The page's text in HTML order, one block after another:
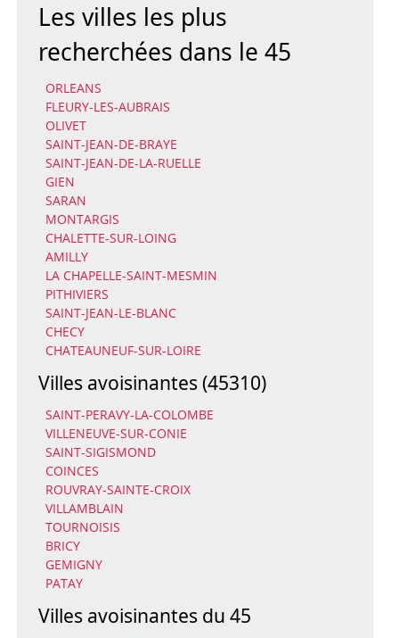
Les villes les plus
recherchées dans le 45
ORLEANS
FLEURY-LES-AUBRAIS
OLIVET
SAINT-JEAN-DE-BRAYE
SAINT-JEAN-DE-LA-RUELLE
GIEN
SARAN
MONTARGIS
CHALETTE-SUR-LOING
AMILLY
LA CHAPELLE-SAINT-MESMIN
PITHIVIERS
SAINT-JEAN-LE-BLANC
CHECY
CHATEAUNEUF-SUR-LOIRE
Villes avoisinantes (45310)
SAINT-PERAVY-LA-COLOMBE
VILLENEUVE-SUR-CONIE
SAINT-SIGISMOND
COINCES
ROUVRAY-SAINTE-CROIX
VILLAMBLAIN
TOURNOISIS
BRICY
GEMIGNY
PATAY
Villes avoisinantes du 45